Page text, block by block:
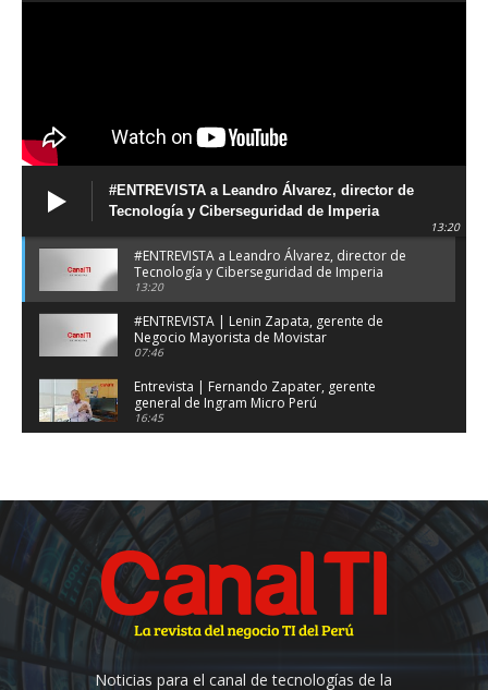
#ENTREVISTA a Leandro Álvarez, director de
Tecnología y Ciberseguridad de Imperia
13:20
#ENTREVISTA a Leandro Álvarez, director de
Tecnología y Ciberseguridad de Imperia
13:20
#ENTREVISTA | Lenin Zapata, gerente de
Negocio Mayorista de Movistar
07:46
Entrevista | Fernando Zapater, gerente
general de Ingram Micro Perú
16:45
#ENTREVISTA a Pablo Huapaya, Territory
Manager de Panduit en Perú
11:11
Conversamos con Martha Sofía Cortés
Saavedra, gerente comercial de Nexsys Perú.
01:59
15:18
Noticias para el canal de tecnologías de la